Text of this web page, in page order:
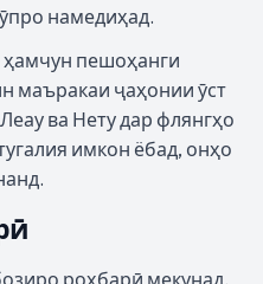
намедиҳад.
ҳамчун пешоҳанги
маъракаи ҷаҳонии ӯст
ва Нету дар флянгҳо
имкон ёбад, онҳо
роҳбарӣ мекунад.